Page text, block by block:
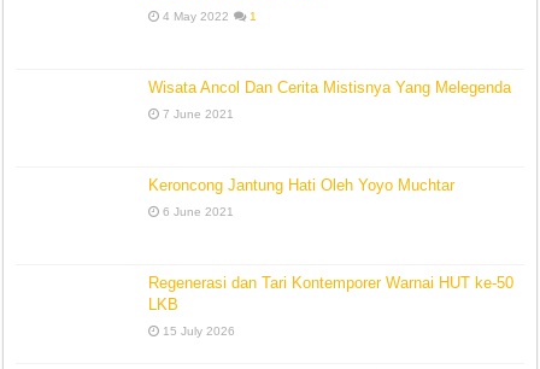
4 May 2022 1
Wisata Ancol Dan Cerita Mistisnya Yang Melegenda
7 June 2021
Keroncong Jantung Hati Oleh Yoyo Muchtar
6 June 2021
Regenerasi dan Tari Kontemporer Warnai HUT ke-50
LKB
15 July 2026